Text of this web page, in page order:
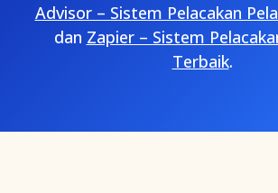
Advisor – Sistem Pelacakan
dan Zapier – Sistem
Terbaik.